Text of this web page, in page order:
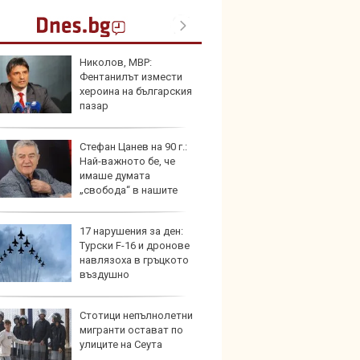
Николов, МВР:
Фентанилът измести
хероина на българския
пазар
Стефан Цанев на 90 г.:
Най-важното бе, че
имаше думата
„свобода“ в нашите
17 нарушения за ден:
Турски F-16 и дронове
навлязоха в гръцкото
въздушно
Стотици непълнолетни
мигранти остават по
улиците на Сеута